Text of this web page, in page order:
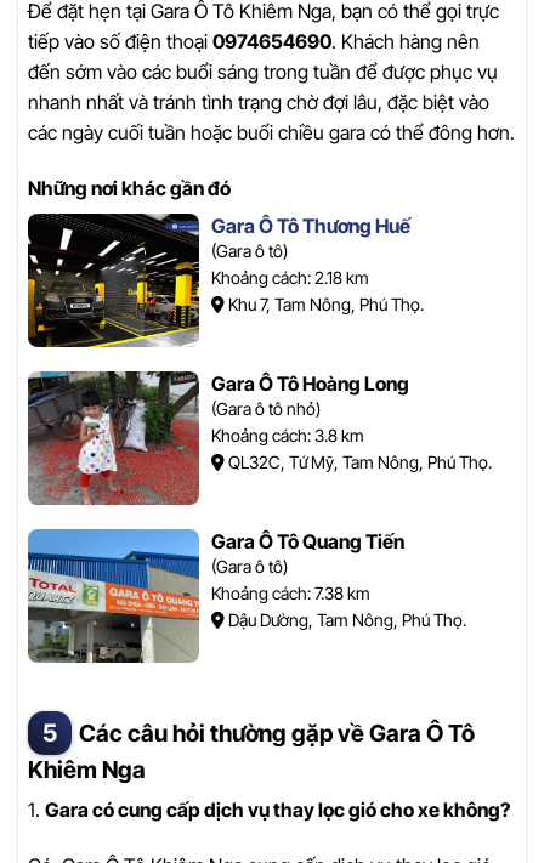
Để đặt hẹn tại Gara Ô Tô Khiêm Nga, bạn có thể gọi trực
tiếp vào số điện thoại 0974654690. Khách hàng nên
đến sớm vào các buổi sáng trong tuần để được phục vụ
nhanh nhất và tránh tình trạng chờ đợi lâu, đặc biệt vào
các ngày cuối tuần hoặc buổi chiều gara có thể đông hơn.
Những nơi khác gần đó
Gara Ô Tô Thương Huế
(Gara ô tô)
Khoảng cách: 2.18 km
Khu 7, Tam Nông, Phú Thọ.
Gara Ô Tô Hoàng Long
(Gara ô tô nhỏ)
Khoảng cách: 3.8 km
QL32C, Tứ Mỹ, Tam Nông, Phú Thọ.
Gara Ô Tô Quang Tiến
(Gara ô tô)
Khoảng cách: 7.38 km
Dậu Dường, Tam Nông, Phú Thọ.
Các câu hỏi thường gặp về Gara Ô Tô
Khiêm Nga
1. Gara có cung cấp dịch vụ thay lọc gió cho xe không?